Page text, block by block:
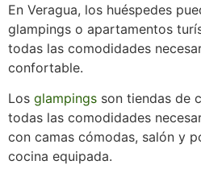
En Veragua, los huéspedes
glampings o apartamentos
todas las comodidades
confortable.
Los glampings son tiendas de
todas las comodidades
con camas cómodas, salón y
cocina equipada.